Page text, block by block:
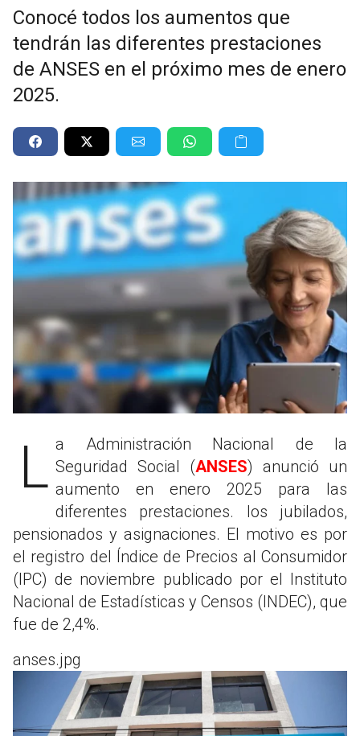
Conocé todos los aumentos que
tendrán las diferentes prestaciones
de ANSES en el próximo mes de enero
2025.
La Administración Nacional de la Seguridad Social (ANSES) anunció un
aumento en enero 2025 para las
diferentes prestaciones. los jubilados,
pensionados y asignaciones. El motivo es por
el registro del Índice de Precios al Consumidor
(IPC) de noviembre publicado por el Instituto
Nacional de Estadísticas y Censos (INDEC), que
fue de 2,4%.
anses.jpg